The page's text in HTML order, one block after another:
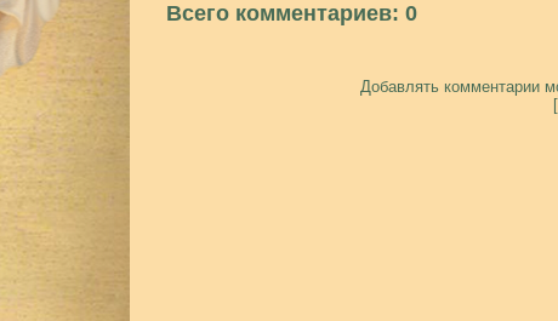
Всего комментариев: 0
Добавлять комментарии
[